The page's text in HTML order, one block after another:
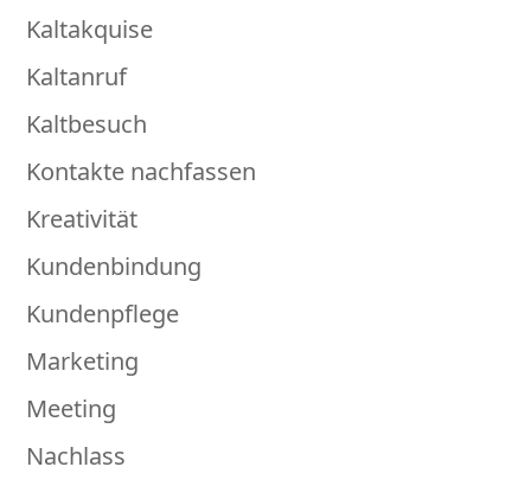
Kaltakquise
Kaltanruf
Kaltbesuch
Kontakte nachfassen
Kreativität
Kundenbindung
Kundenpflege
Marketing
Meeting
Nachlass